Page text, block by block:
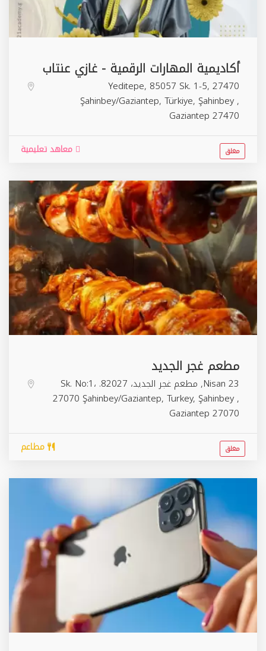
أكاديمية المهارات الرقمية - غازي عنتاب
Yeditepe, 85057 Sk. 1-5, 27470
Şahinbey/Gaziantep, Türkiye, Şahinbey,
Gaziantep 27470
معاهد تعليمية مغلق
مطعم غجر الجديد
23 Nisan, مطعم غجر الجديد، 82027. Sk. No:1،
27070 Şahinbey/Gaziantep, Turkey, Şahinbey,
Gaziantep 27070
مطاعم مغلق